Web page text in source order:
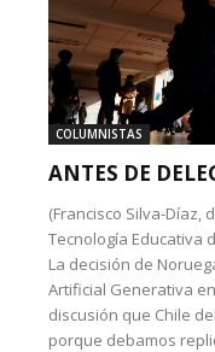
COLUMNISTAS
ANTES DE
(Francisco Silva-Díaz,
Tecnología Educativa
La decisión de
Artificial Generativa
discusión que Chile
porque debamos